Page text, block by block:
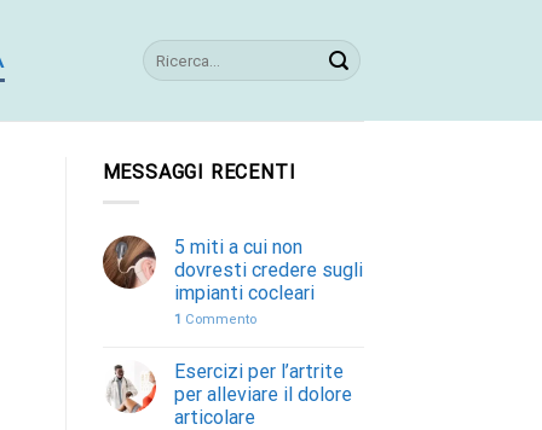
MESSAGGI RECENTI
5 miti a cui non
dovresti credere sugli
impianti cocleari
1 Commento
Esercizi per l’artrite
per alleviare il dolore
articolare